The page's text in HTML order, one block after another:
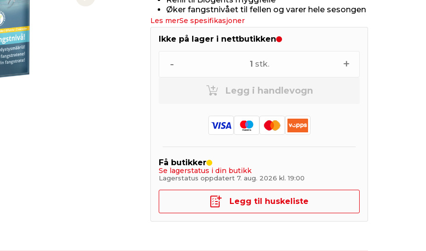
Next slide
Øker fangstnivået til fellen og varer hele sesongen
Les merSe spesifikasjoner
Ikke på lager i nettbutikken
- 1 stk. +
Legg i handlevogn
Få butikker
Se lagerstatus i din butikk
Lagerstatus oppdatert 7. aug. 2026 kl. 19:00
Legg til huskeliste